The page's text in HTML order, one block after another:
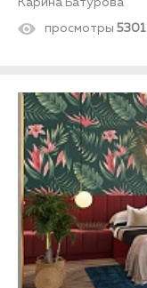
Карина Батурова
просмотры 5301